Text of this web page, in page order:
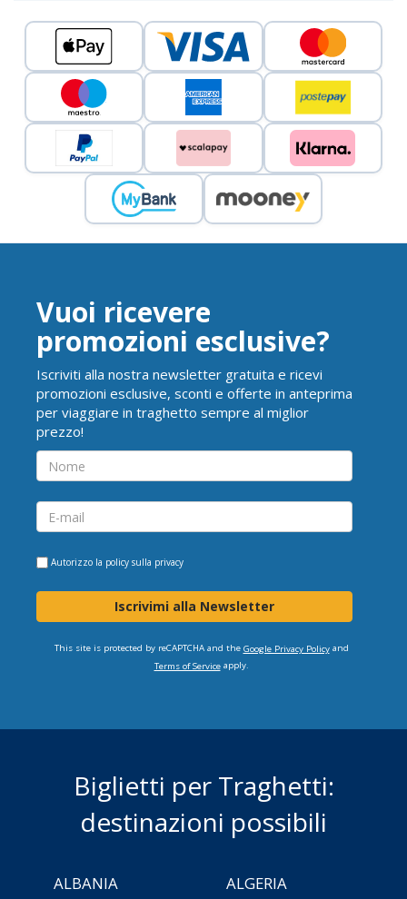
Vuoi ricevere
promozioni esclusive?
Iscriviti alla nostra newsletter gratuita e ricevi
promozioni esclusive, sconti e offerte in anteprima
per viaggiare in traghetto sempre al miglior
prezzo!
Autorizzo la policy sulla privacy
Iscrivimi alla Newsletter
This site is protected by reCAPTCHA and the Google Privacy Policyand
Terms of Serviceapply.
Biglietti per Traghetti:
destinazioni possibili
ALBANIA
ALGERIA